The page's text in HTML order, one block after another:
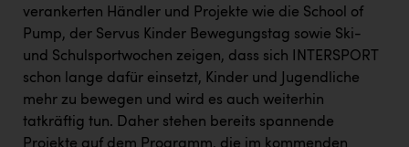
verankerten Händler und Projekte wie die School of
Pump, der Servus Kinder Bewegungstag sowie Ski-
und Schulsportwochen zeigen, dass sich INTERSPORT
schon lange dafür einsetzt, Kinder und Jugendliche
mehr zu bewegen und wird es auch weiterhin
tatkräftig tun. Daher stehen bereits spannende